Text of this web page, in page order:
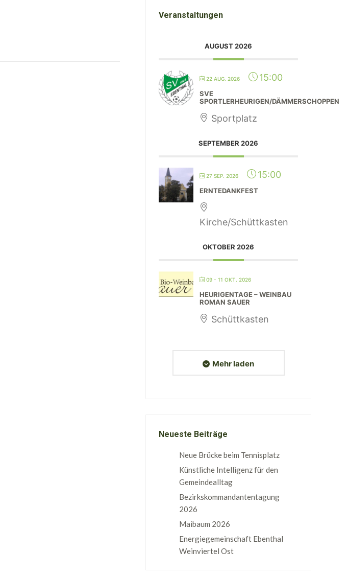
Veranstaltungen
AUGUST 2026
22 AUG. 2026 15:00
SVE
SPORTLERHEURIGEN/DÄMMERSCHOPPEN
Sportplatz
SEPTEMBER 2026
27 SEP. 2026 15:00
ERNTEDANKFEST
Kirche/Schüttkasten
OKTOBER 2026
09 - 11 OKT. 2026
HEURIGENTAGE – WEINBAU
ROMAN SAUER
Schüttkasten
Mehr laden
Neueste Beiträge
Neue Brücke beim Tennisplatz
Künstliche Intelligenz für den
Gemeindealltag
Bezirkskommandantentagung
2026
Maibaum 2026
Energiegemeinschaft Ebenthal
Weinviertel Ost